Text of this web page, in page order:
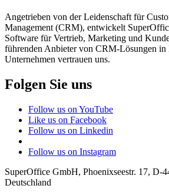
Angetrieben von der Leidenschaft für
Management (CRM), entwickelt
Software für Vertrieb, Marketing und
führenden Anbieter von CRM-Lösungen in
Unternehmen vertrauen uns.
Folgen Sie uns
Follow us on YouTube
Like us on Facebook
Follow us on Linkedin
Follow us on Instagram
SuperOffice GmbH, Phoenixseestr. 17, D-
Deutschland